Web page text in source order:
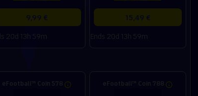
9,99 €
20d 13h 59m
15,49 €
Ends 20d 13h 59m
eFootball™ Coin 578 eFootball™ Coin 788